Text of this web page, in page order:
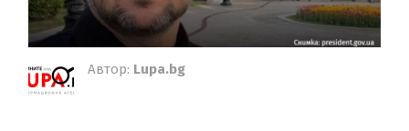
Автор: Lupa.bg